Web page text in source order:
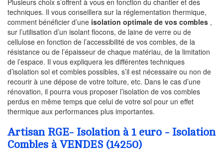
techniques. Il vous conseillera sur la réglementation thermique,
comment bénéficier d’une isolation optimale de vos combles ,
sur l’utilisation d’un isolant flocons, de laine de verre ou de
cellulose en fonction de l’accessibilité de vos combles, de la
résistance ou de l’épaisseur de chaque matériau, de la limitation
de l’espace. Il vous expliquera les différentes techniques
d’isolation sol et combles possibles, s’il est nécessaire ou non de
recourir à une dépose de votre toiture, etc. Dans le cas d’une
rénovation, il pourra vous proposer l’isolation de vos combles
perdus en même temps que celui de votre sol pour un effet
thermique aux performances plus importantes.
Artisan RGE- Isolation à 1 euro - Isolation
Combles à VENDES (14250)